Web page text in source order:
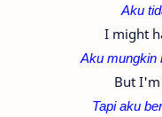
Aku
I might
Aku mungkin
But
Tapi aku